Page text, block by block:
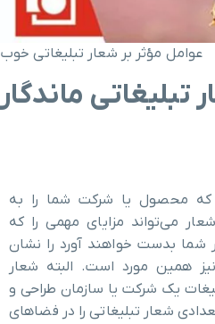
عوامل مؤثر بر شعار تبلیغاتی خوب
تبلیغاتی ماندگار
که محصول یا شرکت شما را به
می‌تواند مزایای مهمی را که
بدست خواهند آورد را نشان
همین مورد است. البته شعار
یک شرکت یا سازمان طراحی و
شعار تبلیغاتی را در فضاهای